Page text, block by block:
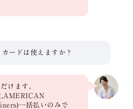
カードは使えますか？
けます。
一括払いのみで